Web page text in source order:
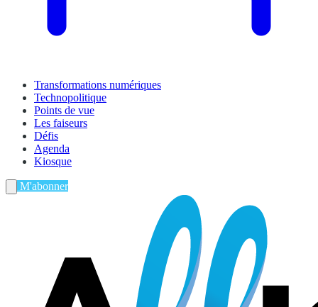
Transformations numériques
Technopolitique
Points de vue
Les faiseurs
Défis
Agenda
Kiosque
M'abonner